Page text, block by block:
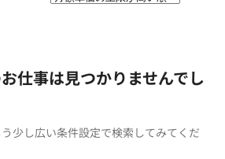
仕事は見つかりませんでし
少し広い条件設定で検索してみてくだ